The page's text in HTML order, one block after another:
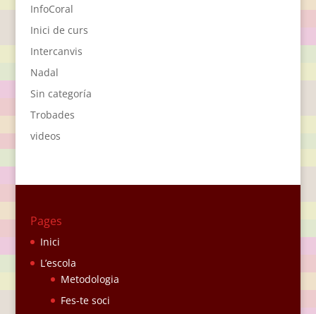
InfoCoral
Inici de curs
Intercanvis
Nadal
Sin categoría
Trobades
videos
Pages
Inici
L’escola
Metodologia
Fes-te soci